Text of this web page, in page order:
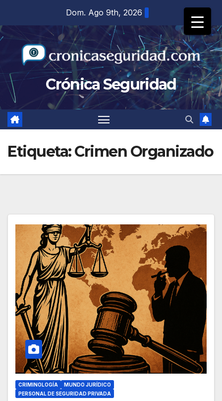
contenido
Dom. Ago 9th, 2026
Crónica Seguridad
Etiqueta:Crimen Organizado
CRIMINOLOGÍA
MUNDO JURÍDICO
PERSONAL DE SEGURIDAD PRIVADA